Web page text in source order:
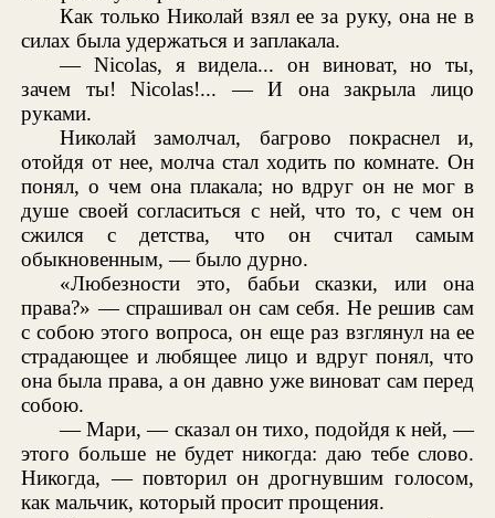
Как только Николай взял ее за руку, она не в
силах была удержаться и заплакала.
— Nicolas, я видела... он виноват, но ты,
зачем ты! Nicolas!... — И она закрыла лицо
руками.
Николай замолчал, багрово покраснел и,
отойдя от нее, молча стал ходить по комнате. Он
понял, о чем она плакала; но вдруг он не мог в
душе своей согласиться с ней, что то, с чем он
сжился с детства, что он считал самым
обыкновенным, — было дурно.
«Любезности это, бабьи сказки, или она
права?» — спрашивал он сам себя. Не решив сам
с собою этого вопроса, он еще раз взглянул на ее
страдающее и любящее лицо и вдруг понял, что
она была права, а он давно уже виноват сам перед
собою.
— Мари, — сказал он тихо, подойдя к ней, —
этого больше не будет никогда: даю тебе слово.
Никогда, — повторил он дрогнувшим голосом,
как мальчик, который просит прощения.